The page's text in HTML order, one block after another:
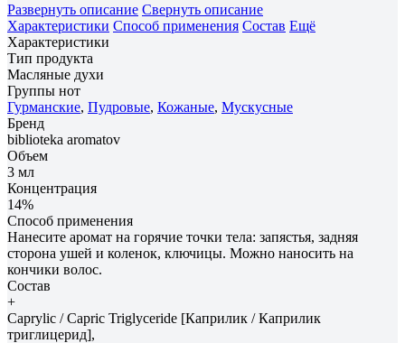
Развернуть описание Свернуть описание
Характеристики Способ применения Состав Ещё
Характеристики
Тип продукта
Масляные духи
Группы нот
Гурманские, Пудровые, Кожаные, Мускусные
Бренд
biblioteka aromatov
Объем
3 мл
Концентрация
14%
Способ применения
Нанесите аромат на горячие точки тела: запястья, задняя
сторона ушей и коленок, ключицы. Можно наносить на
кончики волос.
Состав
+
Caprylic / Capric Triglyceride [Каприлик / Каприлик
триглицерид],